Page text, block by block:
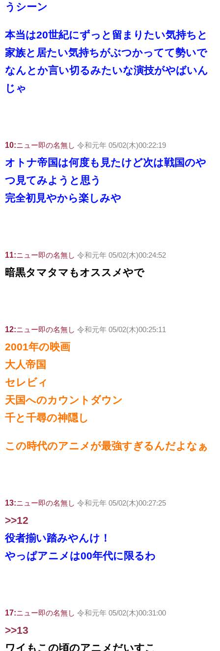
うシーン
本当は20世紀にずっと留まりたい気持ちと
家族と居たい気持ちがぶつかってて勢いで
なんとか言い切るみたいな演技がやばいん
じゃ
10:ニュー即の名無し 令和元年 05/02(木)00:22:19
オトナ帝国は何度も見たけど次は戦国のや
つ見てみようと思う
完全初見やから楽しみや
11:ニュー即の名無し 令和元年 05/02(木)00:24:52
暗黒タマタマもオススメやで
12:ニュー即の名無し 令和元年 05/02(木)00:25:11
2001年の映画
大人帝国
セレビィ
天国へのカウントダウン
千と千尋の神隠し
この時代のアニメが最強すぎるんだよなぁ
13:ニュー即の名無し 令和元年 05/02(木)00:27:25
>>12
役者揃い踏みやんけ！
やっぱアニメは00年代に限るわ
17:ニュー即の名無し 令和元年 05/02(木)00:31:00
>>13
ワイもこの頃のアニメだいすこ